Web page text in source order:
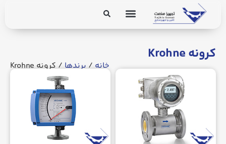
کرونه Krohne
خانه/برندها/ کرونه Krohne